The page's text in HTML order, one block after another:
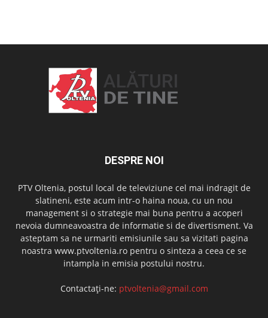
DESPRE NOI
PTV Oltenia, postul local de televiziune cel mai indragit de
slatineni, este acum intr-o haina noua, cu un nou
management si o strategie mai buna pentru a acoperi
nevoia dumneavoastra de informatie si de divertisment. Va
asteptam sa ne urmariti emisiunile sau sa vizitati pagina
noastra www.ptvoltenia.ro pentru o sinteza a ceea ce se
intampla in emisia postului nostru.
Contactați-ne: ptvoltenia@gmail.com